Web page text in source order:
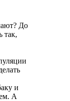
До
так,
и
А